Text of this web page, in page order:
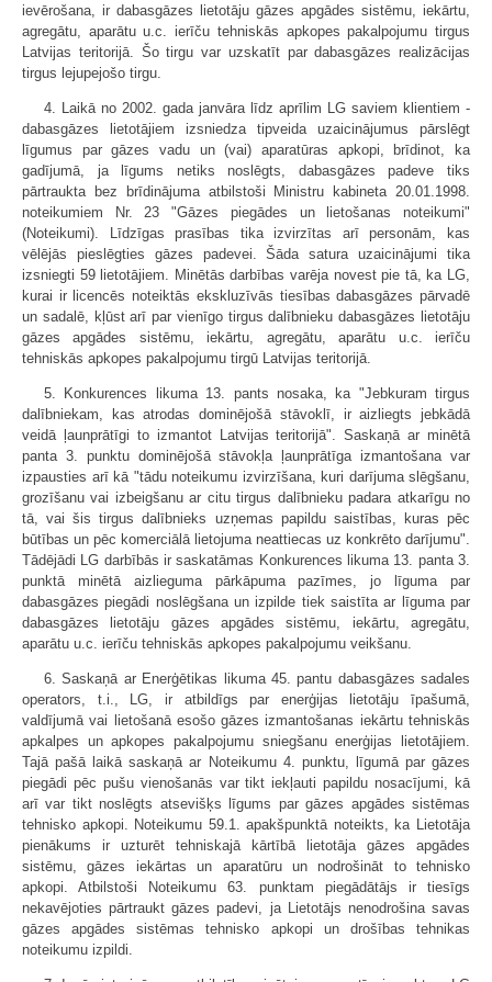
ievērošana, ir dabasgāzes lietotāju gāzes apgādes sistēmu, iekārtu,
agregātu, aparātu u.c. ierīču tehniskās apkopes pakalpojumu tirgus
Latvijas teritorijā. Šo tirgu var uzskatīt par dabasgāzes realizācijas
tirgus lejupejošo tirgu.
4. Laikā no 2002. gada janvāra līdz aprīlim LG saviem klientiem -
dabasgāzes lietotājiem izsniedza tipveida uzaicinājumus pārslēgt
līgumus par gāzes vadu un (vai) aparatūras apkopi, brīdinot, ka
gadījumā, ja līgums netiks noslēgts, dabasgāzes padeve tiks
pārtraukta bez brīdinājuma atbilstoši Ministru kabineta 20.01.1998.
noteikumiem Nr. 23 "Gāzes piegādes un lietošanas noteikumi"
(Noteikumi). Līdzīgas prasības tika izvirzītas arī personām, kas
vēlējās pieslēgties gāzes padevei. Šāda satura uzaicinājumi tika
izsniegti 59 lietotājiem. Minētās darbības varēja novest pie tā, ka LG,
kurai ir licencēs noteiktās ekskluzīvās tiesības dabasgāzes pārvadē
un sadalē, kļūst arī par vienīgo tirgus dalībnieku dabasgāzes lietotāju
gāzes apgādes sistēmu, iekārtu, agregātu, aparātu u.c. ierīču
tehniskās apkopes pakalpojumu tirgū Latvijas teritorijā.
5. Konkurences likuma 13. pants nosaka, ka "Jebkuram tirgus
dalībniekam, kas atrodas dominējošā stāvoklī, ir aizliegts jebkādā
veidā ļaunprātīgi to izmantot Latvijas teritorijā". Saskaņā ar minētā
panta 3. punktu dominējošā stāvokļa ļaunprātīga izmantošana var
izpausties arī kā "tādu noteikumu izvirzīšana, kuri darījuma slēgšanu,
grozīšanu vai izbeigšanu ar citu tirgus dalībnieku padara atkarīgu no
tā, vai šis tirgus dalībnieks uzņemas papildu saistības, kuras pēc
būtības un pēc komerciālā lietojuma neattiecas uz konkrēto darījumu".
Tādējādi LG darbībās ir saskatāmas Konkurences likuma 13. panta 3.
punktā minētā aizlieguma pārkāpuma pazīmes, jo līguma par
dabasgāzes piegādi noslēgšana un izpilde tiek saistīta ar līguma par
dabasgāzes lietotāju gāzes apgādes sistēmu, iekārtu, agregātu,
aparātu u.c. ierīču tehniskās apkopes pakalpojumu veikšanu.
6. Saskaņā ar Enerģētikas likuma 45. pantu dabasgāzes sadales
operators, t.i., LG, ir atbildīgs par enerģijas lietotāju īpašumā,
valdījumā vai lietošanā esošo gāzes izmantošanas iekārtu tehniskās
apkalpes un apkopes pakalpojumu sniegšanu enerģijas lietotājiem.
Tajā pašā laikā saskaņā ar Noteikumu 4. punktu, līgumā par gāzes
piegādi pēc pušu vienošanās var tikt iekļauti papildu nosacījumi, kā
arī var tikt noslēgts atsevišķs līgums par gāzes apgādes sistēmas
tehnisko apkopi. Noteikumu 59.1. apakšpunktā noteikts, ka Lietotāja
pienākums ir uzturēt tehniskajā kārtībā lietotāja gāzes apgādes
sistēmu, gāzes iekārtas un aparatūru un nodrošināt to tehnisko
apkopi. Atbilstoši Noteikumu 63. punktam piegādātājs ir tiesīgs
nekavējoties pārtraukt gāzes padevi, ja Lietotājs nenodrošina savas
gāzes apgādes sistēmas tehnisko apkopi un drošības tehnikas
noteikumu izpildi.